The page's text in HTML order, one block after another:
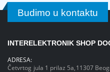
Budimo u kontaktu
INTERELEKTRONIK SHOP
ADRESA:
Četvrtog jula 1 prilaz 5a,11307